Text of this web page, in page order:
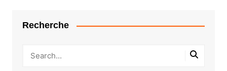
Recherche